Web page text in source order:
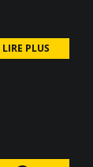
LIRE PLUS